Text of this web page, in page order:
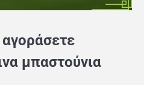
μπαστούνια